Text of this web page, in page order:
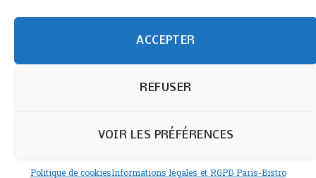
ACCEPTER
REFUSER
VOIR LES PRÉFÉRENCES
Politique de cookiesInformations légales et RGPD Paris-Bistro
©paris-bistro 2026 Paris-bistro.com est une publication 100%
mail: contact@paris-bistro.com